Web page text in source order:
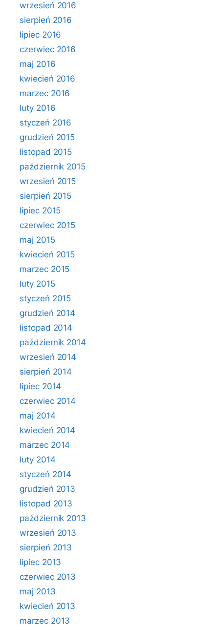
wrzesień 2016
sierpień 2016
lipiec 2016
czerwiec 2016
maj 2016
kwiecień 2016
marzec 2016
luty 2016
styczeń 2016
grudzień 2015
listopad 2015
październik 2015
wrzesień 2015
sierpień 2015
lipiec 2015
czerwiec 2015
maj 2015
kwiecień 2015
marzec 2015
luty 2015
styczeń 2015
grudzień 2014
listopad 2014
październik 2014
wrzesień 2014
sierpień 2014
lipiec 2014
czerwiec 2014
maj 2014
kwiecień 2014
marzec 2014
luty 2014
styczeń 2014
grudzień 2013
listopad 2013
październik 2013
wrzesień 2013
sierpień 2013
lipiec 2013
czerwiec 2013
maj 2013
kwiecień 2013
marzec 2013